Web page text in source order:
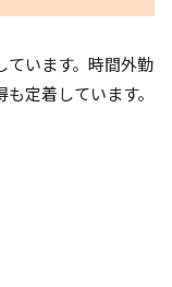
ています。時間外勤
定着しています。